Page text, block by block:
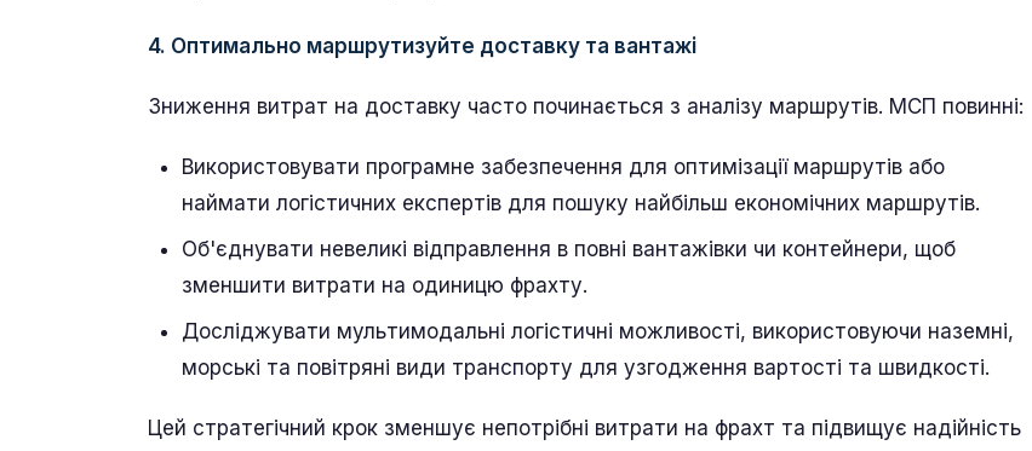
4. Оптимально маршрутизуйте доставку та вантажі
Зниження витрат на доставку часто починається з аналізу маршрутів. МСП повинні:
Використовувати програмне забезпечення для оптимізації маршрутів або
наймати логістичних експертів для пошуку найбільш економічних маршрутів.
Об'єднувати невеликі відправлення в повні вантажівки чи контейнери, щоб
зменшити витрати на одиницю фрахту.
Досліджувати мультимодальні логістичні можливості, використовуючи наземні,
морські та повітряні види транспорту для узгодження вартості та швидкості.
Цей стратегічний крок зменшує непотрібні витрати на фрахт та підвищує надійність